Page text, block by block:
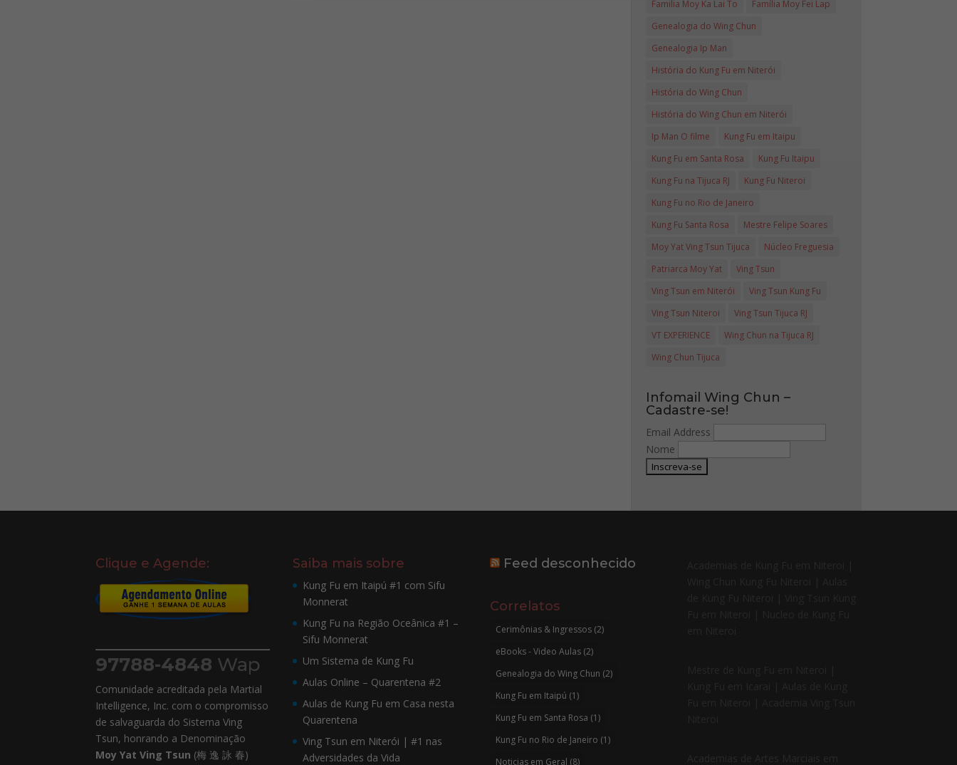
Familia Moy Ka Lai To
Família Moy Fei Lap
Genealogia do Wing Chun
Genealogia Ip Man
História do Kung Fu em Niterói
História do Wing Chun
História do Wing Chun em Niterói
Ip Man O filme
Kung Fu em Itaipu
Kung Fu em Santa Rosa
Kung Fu Itaipu
Kung Fu na Tijuca RJ
Kung Fu Niteroi
Kung Fu no Rio de Janeiro
Kung Fu Santa Rosa
Mestre Felipe Soares
Moy Yat Ving Tsun Tijuca
Núcleo Freguesia
Patriarca Moy Yat
Ving Tsun
Ving Tsun em Niterói
Ving Tsun Kung Fu
Ving Tsun Niteroi
Ving Tsun Tijuca RJ
VT EXPERIENCE
Wing Chun na Tijuca RJ
Wing Chun Tijuca
Infomail Wing Chun –
Cadastre-se!
Email Address
Nome
Clique e Agende:
97788-4848 Wap
Comunidade acreditada pela Martial
Intelligence, Inc. com o compromisso
de salvaguarda do Sistema Ving
Tsun, honrando a Denominação
Moy Yat Ving Tsun (梅 逸 詠 春)
Saiba mais sobre
Kung Fu em Itaipú #1 com Sifu
Monnerat
Kung Fu na Região Oceânica #1 –
Sifu Monnerat
Um Sistema de Kung Fu
Aulas Online – Quarentena #2
Aulas de Kung Fu em Casa nesta
Quarentena
Ving Tsun em Niterói | #1 nas
Adversidades da Vida
Feed desconhecido
Correlatos
Cerimônias & Ingressos (2)
eBooks - Video Aulas (2)
Genealogia do Wing Chun (2)
Kung Fu em Itaipú (1)
Kung Fu em Santa Rosa (1)
Kung Fu no Rio de Janeiro (1)
Noticias em Geral (8)